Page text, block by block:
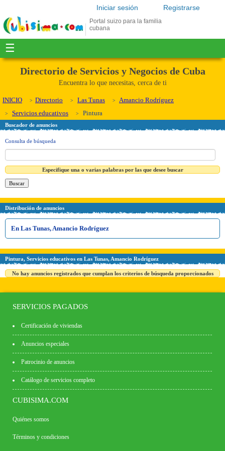
Registrarse
Iniciar sesión
Portal suizo para la familia
cubana
☰
Directorio de Servicios y Negocios de Cuba
Encuentra lo que necesitas, cerca de ti
INICIO Directorio Las Tunas
Amancio Rodríguez
Servicios educativos
Pintura
Buscador de anuncios
Consulta de búsqueda
Especifique una o varias palabras por las que desee buscar
Distribución de anuncios
En Las Tunas, Amancio Rodríguez
Pintura, Servicios educativos en Las Tunas, Amancio Rodríguez
No hay anuncios registrados que cumplan los criterios de búsqueda proporcionados
SERVICIOS PAGADOS
Certificación de viviendas
Anuncios especiales
Patrocinio de anuncios
Catálogo de servicios completo
CUBISIMA.COM
Quiénes somos
Términos y condiciones